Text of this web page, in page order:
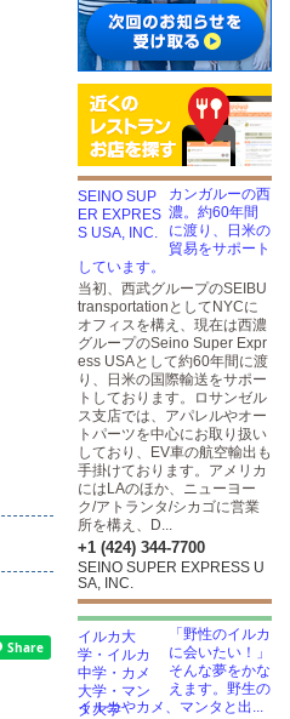
カンガルーの西
濃。約60年間
に渡り、日米の
貿易をサポート
しています。
当初、西武グループのSEIBU
transportationとしてNYCに
オフィスを構え、現在は西濃
グループのSeino Super Expr
ess USAとして約60年間に渡
り、日米の国際輸送をサポー
トしております。ロサンゼル
ス支店では、アパレルやオー
トパーツを中心にお取り扱い
しており、EV車の航空輸出も
手掛けております。アメリカ
にはLAのほか、ニューヨー
ク/アトランタ/シカゴに営業
所を構え、D...
+1 (424) 344-7700
SEINO SUPER EXPRESS U
SA, INC.
「野性のイルカ
に会いたい！」
そんな夢をかな
えます。野生の
イルカやカメ、マンタと出...